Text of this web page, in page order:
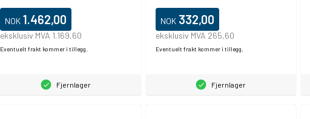
NOK 1.462,00
eksklusiv MVA 1.169,60
Eventuelt frakt kommer i tillegg.
Fjernlager
NOK 332,00
eksklusiv MVA 265,60
Eventuelt frakt kommer i tillegg.
Fjernlager